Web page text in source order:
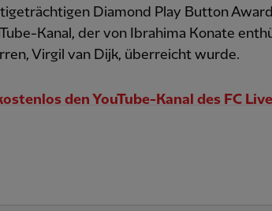
Diamond Play Button
Kanal, der von Ibrahima Konate
Virgil van Dijk, überreicht wurde.
den YouTube-Kanal des FC